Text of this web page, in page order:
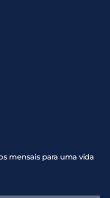
mensais para uma vida